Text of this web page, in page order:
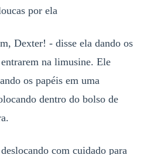
por ela
Dexter! - disse ela dando os
na limusine. Ele
os papéis em uma
dentro do bolso de
com cuidado para